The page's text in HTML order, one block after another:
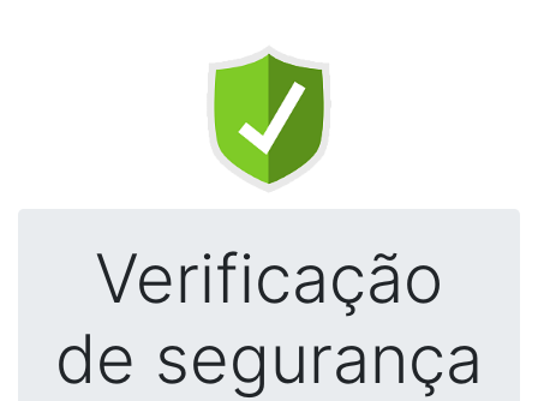
Verificação
de segurança